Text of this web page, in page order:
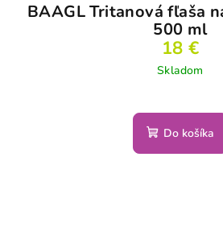
BAAGL Tritanová fľaša
500 ml
18 €
Skladom
Do košíka